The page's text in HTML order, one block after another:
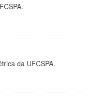
da UFCSPA.